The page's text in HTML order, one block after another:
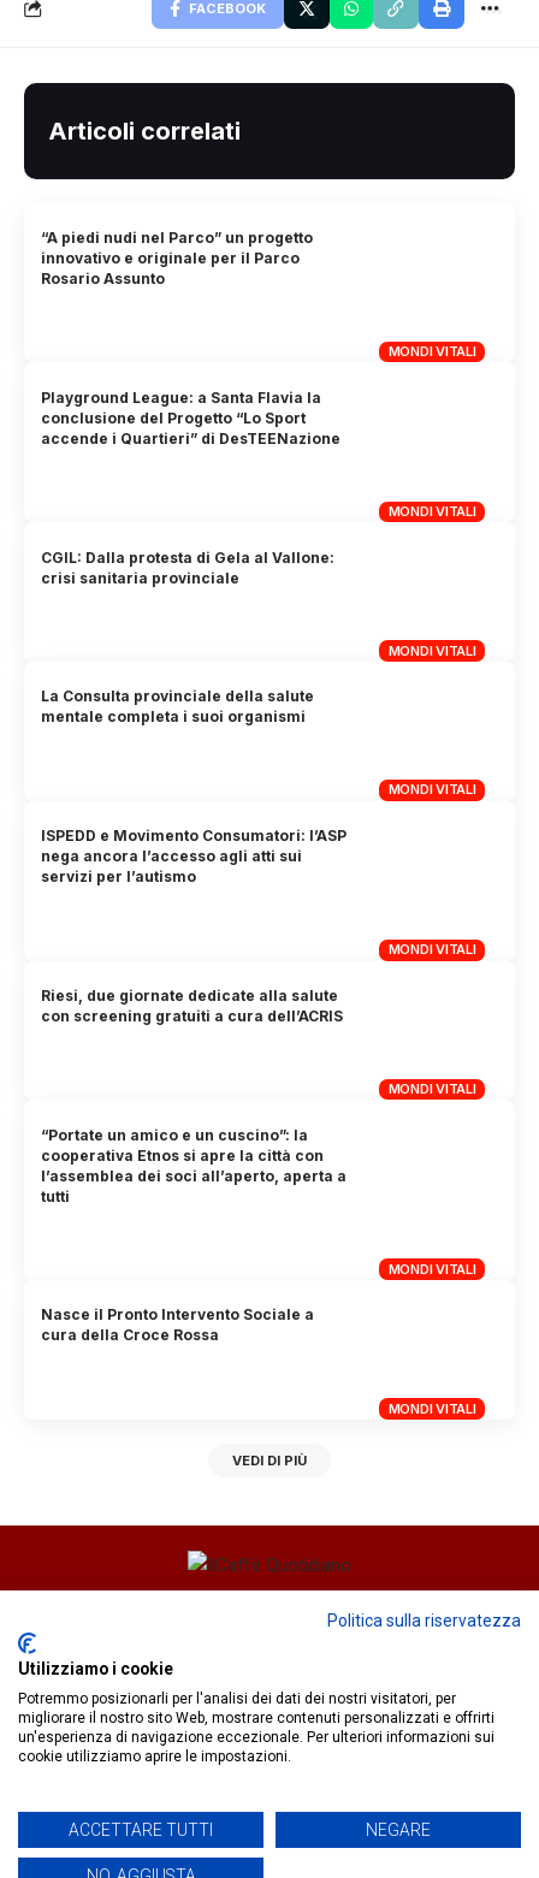
FACEBOOK
Articoli correlati
MONDI VITALI
“A piedi nudi nel Parco” un progetto
innovativo e originale per il Parco
Rosario Assunto
MONDI VITALI
Playground League: a Santa Flavia la
conclusione del Progetto “Lo Sport
accende i Quartieri” di DesTEENazione
MONDI VITALI
CGIL: Dalla protesta di Gela al Vallone:
crisi sanitaria provinciale
MONDI VITALI
La Consulta provinciale della salute
mentale completa i suoi organismi
MONDI VITALI
ISPEDD e Movimento Consumatori: l’ASP
nega ancora l’accesso agli atti sui
servizi per l’autismo
MONDI VITALI
Riesi, due giornate dedicate alla salute
con screening gratuiti a cura dell’ACRIS
MONDI VITALI
“Portate un amico e un cuscino”: la
cooperativa Etnos si apre la città con
l’assemblea dei soci all’aperto, aperta a
tutti
MONDI VITALI
Nasce il Pronto Intervento Sociale a
cura della Croce Rossa
VEDI DI PIÙ
Fiorella Falci
redazione@ilcaffequotidiano.online
C.F. 92076900858
Chi siamo
Privacy & Cookie Policy
IlCaffèQuotidiano.online è una testata giornalistica registrata
presso il Tribunale di Caltanissetta n.02/2024 del 17/07/2024 |
Politica sulla riservatezza
Utilizziamo i cookie
Potremmo posizionarli per l'analisi dei dati dei nostri visitatori, per
migliorare il nostro sito Web, mostrare contenuti personalizzati e offrirti
un'esperienza di navigazione eccezionale. Per ulteriori informazioni sui
cookie utilizziamo aprire le impostazioni.
ACCETTARE TUTTI NEGARE